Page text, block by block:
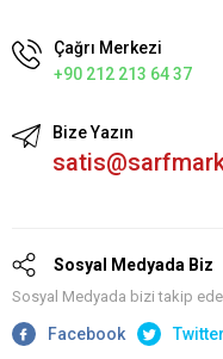
Çağrı Merkezi
+90 212 213 64 37
Bize Yazın
Sosyal Medyada Biz
Sosyal Medyada bizi takip
Facebook Twitter